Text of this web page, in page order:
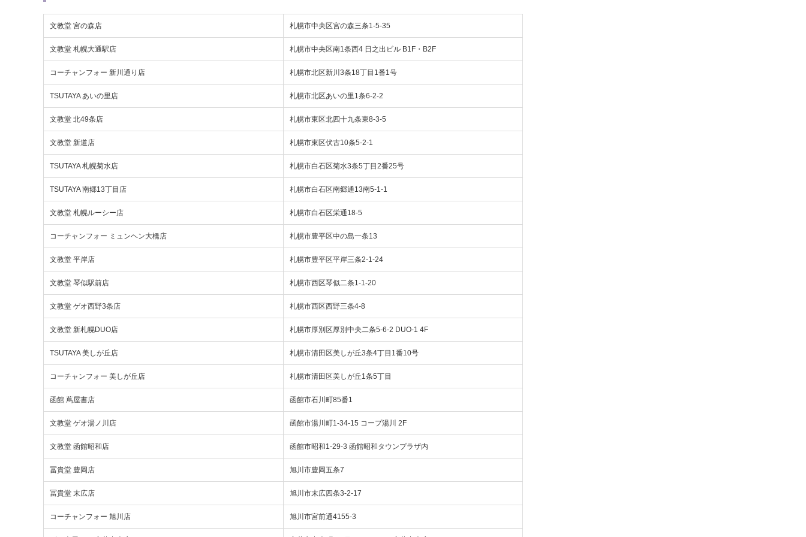
文教堂 宮の森店 札幌市中央区宮の森三条1-5-35
文教堂 札幌大通駅店 札幌市中央区南1条西4 日之出ビル B1F・B2F
コーチャンフォー 新川通り店 札幌市北区新川3条18丁目1番1号
TSUTAYA あいの里店 札幌市北区あいの里1条6-2-2
文教堂 北49条店 札幌市東区北四十九条東8-3-5
文教堂 新道店 札幌市東区伏古10条5-2-1
TSUTAYA 札幌菊水店 札幌市白石区菊水3条5丁目2番25号
TSUTAYA 南郷13丁目店 札幌市白石区南郷通13南5-1-1
文教堂 札幌ルーシー店 札幌市白石区栄通18-5
コーチャンフォー ミュンヘン大橋店 札幌市豊平区中の島一条13
文教堂 平岸店 札幌市豊平区平岸三条2-1-24
文教堂 琴似駅前店 札幌市西区琴似二条1-1-20
文教堂 ゲオ西野3条店 札幌市西区西野三条4-8
文教堂 新札幌DUO店 札幌市厚別区厚別中央二条5-6-2 DUO-1 4F
TSUTAYA 美しが丘店 札幌市清田区美しが丘3条4丁目1番10号
コーチャンフォー 美しが丘店 札幌市清田区美しが丘1条5丁目
函館 蔦屋書店 函館市石川町85番1
文教堂 ゲオ湯ノ川店 函館市湯川町1-34-15 コープ湯川 2F
文教堂 函館昭和店 函館市昭和1-29-3 函館昭和タウンプラザ内
冨貴堂 豊岡店 旭川市豊岡五条7
冨貴堂 末広店 旭川市末広四条3-2-17
コーチャンフォー 旭川店 旭川市宮前通4155-3